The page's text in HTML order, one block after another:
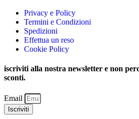
Privacy e Policy
Termini e Condizioni
Spedizioni
Effettua un reso
Cookie Policy
iscriviti alla nostra newsletter e non
sconti.
Email
Iscriviti